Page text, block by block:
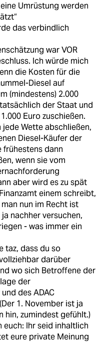
Umrüstung werden
das verbindlich
war VOR
Ich würde mich
die Kosten für die
Diesel auf
(mindestens) 2.000
der Staat und
Euro zuschießen.
Wette abschließen,
Diesel-Käufer der
frühestens dann
wenn sie vom
aber wird es zu spät
einem schreibt,
nun im Recht ist
nachher versuchen,
- was immer ein
taz, dass du so
darüber
wo sich Betroffene der
der
des ADAC
1. November ist ja
hin, zumindest gefühlt.)
euch: Ihr seid inhaltlich
eure private Meinung